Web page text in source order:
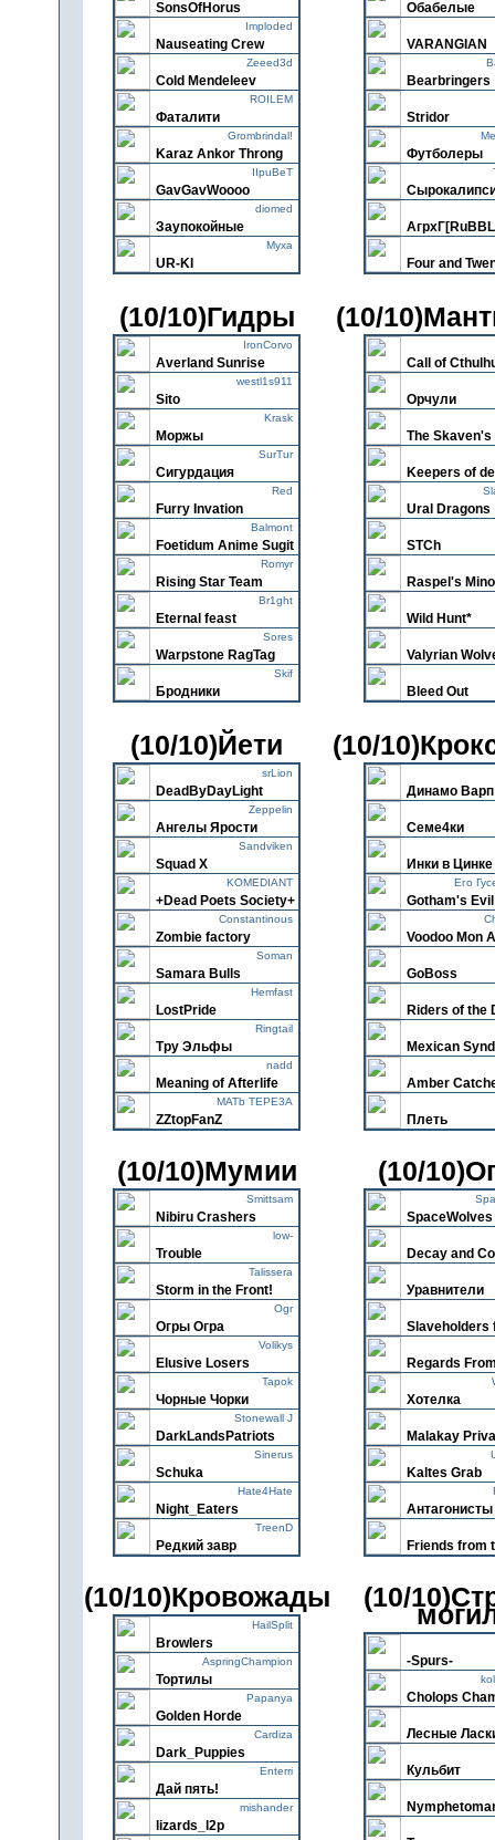
SonsOfHorus
Imploded
Nauseating Crew
Zeeed3d
Cold Mendeleev
ROILEM
Фаталити
Grombrindal!
Karaz Ankor Throng
IIpuBeT
GavGavWoooo
diomed
Заупокойные
Myxa
UR-KI
Обабелые
VARANGIAN
Bearbringers
Stridor
Футболеры
Four and
(10/10)Гидры
IronCorvo
Averland Sunrise
westl1s911
Sito
Krask
Моржы
SurTur
Сигурдация
Red
Furry Invation
Balmont
Foetidum Anime Sugit
Romyr
Rising Star Team
Br1ght
Eternal feast
Sores
Warpstone RagTag
Skif
Бродники
(10/
Call of
Орчули
The Skaven's
Keepers of
Ural Dragons
STCh
Raspel's
Wild Hunt*
Valyrian
Bleed Out
(10/10)Йети
srLion
DeadByDayLight
Zeppelin
Ангелы Ярости
Sandviken
Squad X
KOMEDIANT
+Dead Poets Society+
Constantinous
Zombie factory
Soman
Samara Bulls
Hemfast
LostPride
Ringtail
Тру Эльфы
nadd
Meaning of Afterlife
MATb TEPE3A
ZZtopFanZ
(10/
Динамо Варп
Семе4ки
Инки в Цинке
Его
Gotham's Evil
Voodoo Mon
GoBoss
Riders of the
Mexican
Amber
Плеть
(10/10)Мумии
Smittsam
Nibiru Crashers
low-
Trouble
Talissera
Storm in the Front!
Ogr
Огры Огра
Volikys
Elusive Losers
Tapok
Чорные Чорки
Stonewall J
DarkLandsPatriots
Sinerus
Schuka
Hate4Hate
Night_Eaters
TreenD
Редкий завр
(10/
SpaceWolves
Decay and
Уравнители
Slaveholders
Regards
Хотелка
Malakay
Kaltes Grab
Антагонисты
Friends from
(10/10)Кровожады
HailSplit
Browlers
AspringChampion
Тортилы
Papanya
Golden Hordе
Cardiza
Dark_Puppies
Enterri
Дай пять!
mishander
lizards_l2p
(10/
-Spurs-
Cholops
Лесные
Кульбит